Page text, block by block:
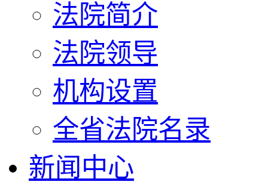
法院简介
法院领导
机构设置
全省法院名录
新闻中心